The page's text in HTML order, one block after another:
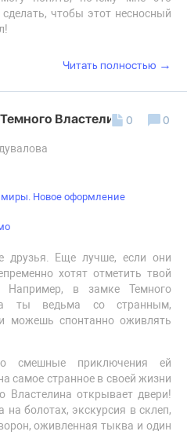
чтобы этот несносный
Читать полностью →
Властелина?
миры. Новое оформление
друзья. Еще лучше, если они
хотят отметить твой
Например, в замке Темного
ты ведьма со странным,
можешь спонтанно оживлять
смешные приключения ей
самое странное в своей жизни
Властелина открывает двери!
на болотах, экскурсия в склеп,
оживленная тыква и один
0 0